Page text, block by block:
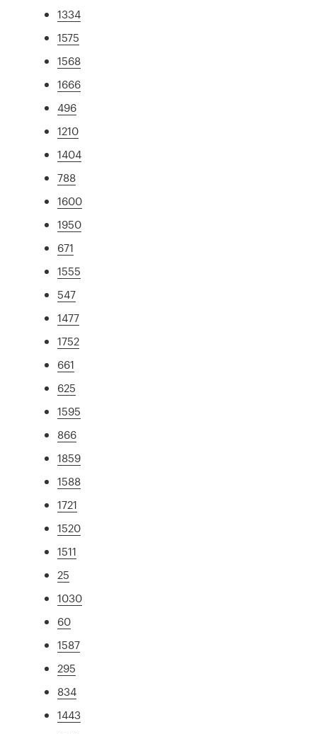
1334
1575
1568
1666
496
1210
1404
788
1600
1950
671
1555
547
1477
1752
661
625
1595
866
1859
1588
1721
1520
1511
25
1030
60
1587
295
834
1443